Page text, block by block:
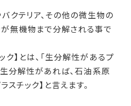
バクテリア、その他の微生物の
無機物まで分解される事で
ク】とは、「生分解性があるプ
生分解性があれば、石油系原
スチック】と言えます。